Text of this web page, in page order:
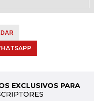
EXCLUSIVOS PARA